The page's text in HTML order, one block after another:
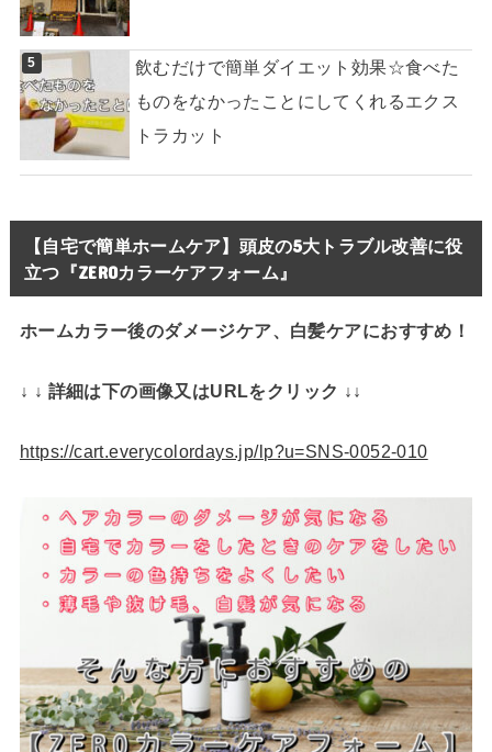
飲むだけで簡単ダイエット効果☆食べた
ものをなかったことにしてくれるエクス
トラカット
【自宅で簡単ホームケア】頭皮の5大トラブル改善に役
立つ『ZEROカラーケアフォーム』
ホームカラー後のダメージケア、白髪ケアにおすすめ！
↓ ↓ 詳細は下の画像又はURLをクリック ↓↓
https://cart.everycolordays.jp/lp?u=SNS-0052-010